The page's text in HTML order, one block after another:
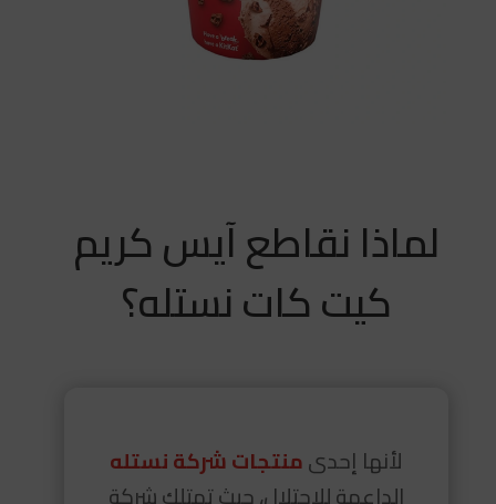
لماذا نقاطع آيس كريم
كيت كات نستله؟
لأنها إحدىمنتجات شركة نستله